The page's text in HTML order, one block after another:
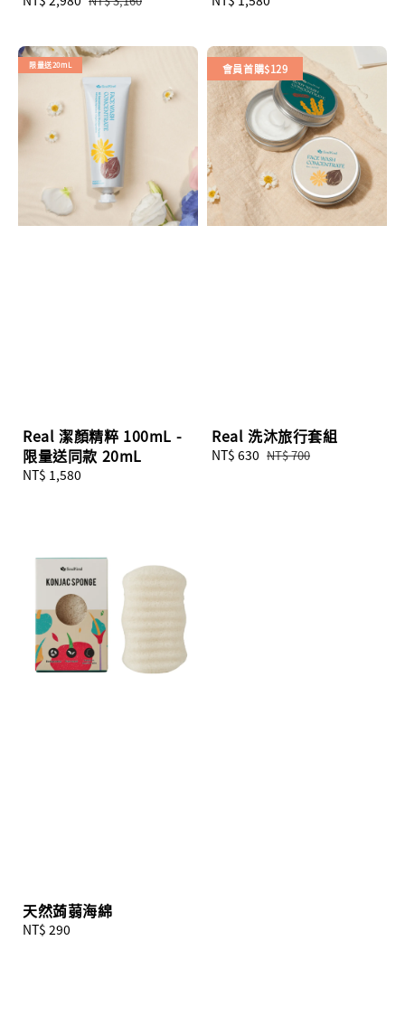
限量送20mL
Real 潔顏精粹 100mL -
限量送同款 20mL
Regular
NT$ 1,580
會員首購$129
Real 洗沐旅行套組
Sale
NT$ 630 Regular
NT$ 700
天然蒟蒻海綿
Regular
NT$ 290